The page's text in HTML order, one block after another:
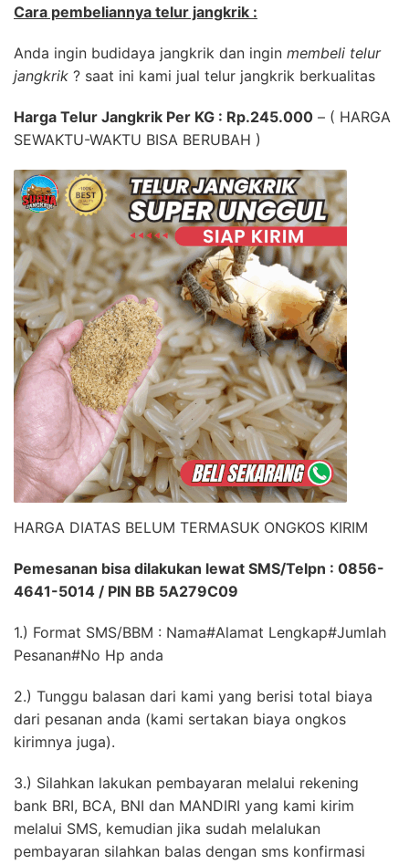
Cara pembeliannya telur jangkrik :
Anda ingin budidaya jangkrik dan ingin membeli telur
jangkrik ? saat ini kami jual telur jangkrik berkualitas
Harga Telur Jangkrik Per KG : Rp.245.000 – ( HARGA
SEWAKTU-WAKTU BISA BERUBAH )
HARGA DIATAS BELUM TERMASUK ONGKOS KIRIM
Pemesanan bisa dilakukan lewat SMS/Telpn : 0856-
4641-5014 / PIN BB 5A279C09
1.) Format SMS/BBM : Nama#Alamat Lengkap#Jumlah
Pesanan#No Hp anda
2.) Tunggu balasan dari kami yang berisi total biaya
dari pesanan anda (kami sertakan biaya ongkos
kirimnya juga).
3.) Silahkan lakukan pembayaran melalui rekening
bank BRI, BCA, BNI dan MANDIRI yang kami kirim
melalui SMS, kemudian jika sudah melalukan
pembayaran silahkan balas dengan sms konfirmasi